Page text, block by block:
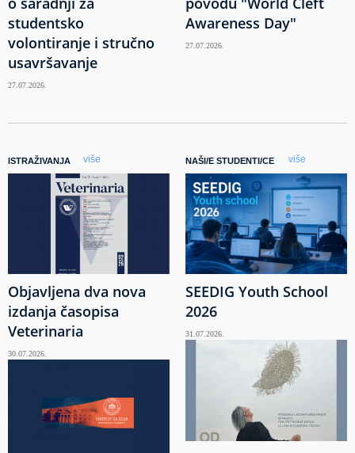
studentsko
volontiranje i stručno
usavršavanje
27.07.2026.
Awareness Day"
27.07.2026.
ISTRAŽIVANJA više
Objavljena dva nova
izdanja časopisa
Veterinaria
30.07.2026.
NAŠI/E STUDENTI/CE više
SEEDIG Youth School
2026
31.07.2026.